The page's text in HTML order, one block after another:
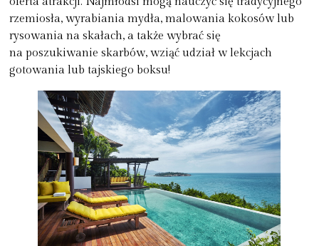
rzemiosła, wyrabiania mydła, malowania kokosów lub
rysowania na skałach, a także wybrać się
na poszukiwanie skarbów, wziąć udział w lekcjach
gotowania lub tajskiego boksu!